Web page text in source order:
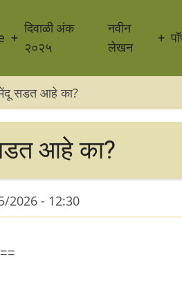
दिवाळी अंक
२०२५
नवीन
लेखन
सडत आहे का?
आहे का?
2026 - 12:30